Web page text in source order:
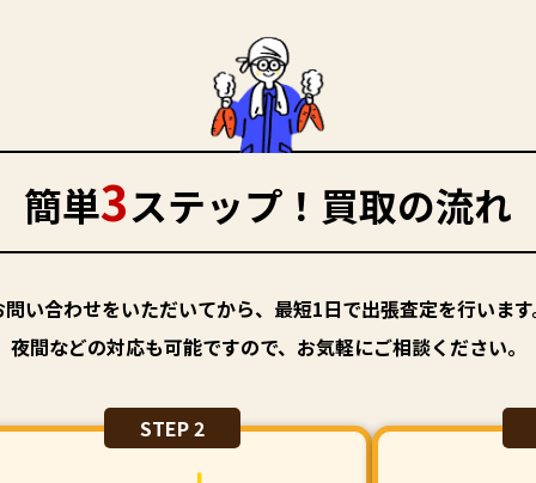
簡単3ステップ！買取の流れ
問い合わせをいただいてから、最短1日で出張査定を行います
夜間などの対応も可能ですので、お気軽にご相談ください。
STEP 2